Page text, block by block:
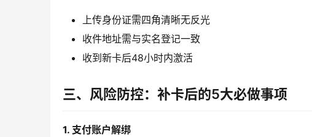
上传身份证需四角清晰无反光
收件地址需与实名登记一致
收到新卡后48小时内激活
三、风险防控：补卡后的5大必做事项
1. 支付账户解绑